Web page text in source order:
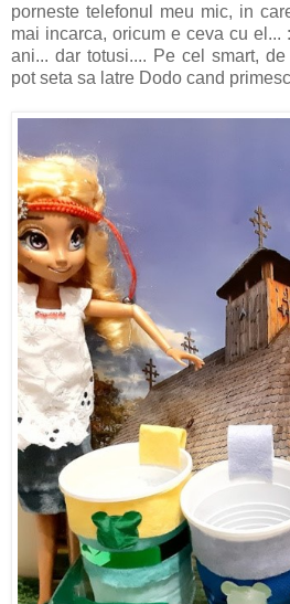
porneste telefonul meu mic, in
mai incarca, oricum e ceva cu el...
ani... dar totusi.... Pe cel smart,
pot seta sa latre Dodo cand